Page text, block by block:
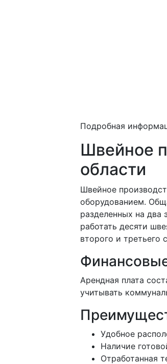
Подробная
Швейное
области
Швейное
оборудованием.
разделенных на два
работать десяти
второго и третьего
Арендная плата
учитывать
Удобное
Наличие
Отработанная